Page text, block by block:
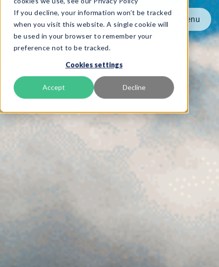
If you decline, your information won’t be tracked
when you visit this website. A single cookie will
be used in your browser to remember your
preference not to be tracked.
Cookies settings
Accept Decline
Menu
Menu
Produkt
Services
Ressourcer
Om os